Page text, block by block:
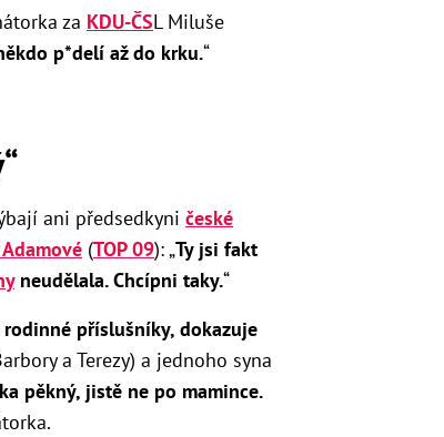
za KDU-ČSL Miluše
p*delí až do krku.“
ani předsedkyni české
(TOP 09): „Ty jsi fakt
neudělala. Chcípni taky.“
příslušníky, dokazuje
a Terezy) a jednoho syna
pěkný, jistě ne po mamince.